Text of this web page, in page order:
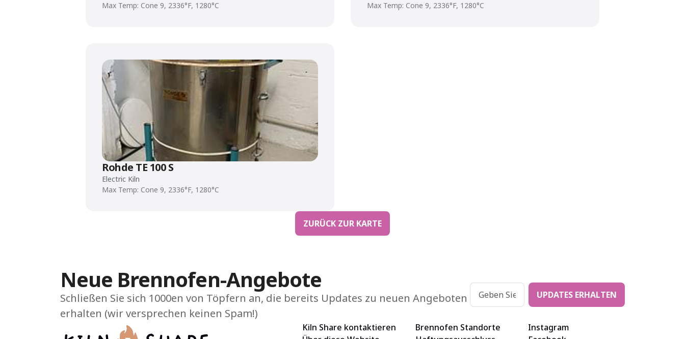
Max Temp: Cone 9, 2336°F, 1280°C
Max Temp: Cone 9, 2336°F, 1280°C
Rohde TE 100 S
Electric Kiln
Max Temp: Cone 9, 2336°F, 1280°C
ZURÜCK ZUR KARTE
Neue Brennofen-Angebote
Schließen Sie sich 1000en von Töpfern an, die bereits Updates zu neuen Angeboten
erhalten (wir versprechen keinen Spam!)
UPDATES ERHALTEN
Kiln Share kontaktieren
Brennofen Standorte
Instagram